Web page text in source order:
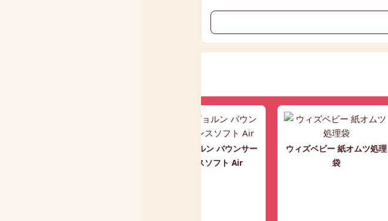
ベビービョルン バウンサー
バランスソフト Air
ウィズベビー 紙オムツ処理
袋